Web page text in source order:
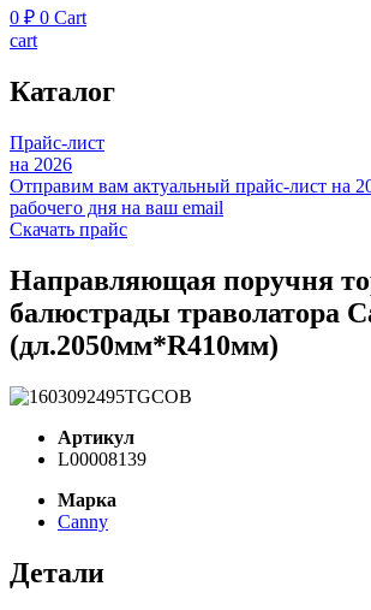
0 ₽ 0 Cart
cart
Каталог
Прайс-лист
на 2026
Отправим вам актуальный прайс-лист на
рабочего дня на ваш email
Скачать прайс
Направляющая поручня
балюстрады траволатора
(дл.2050мм*R410мм)
Артикул
L00008139
Марка
Canny
Детали